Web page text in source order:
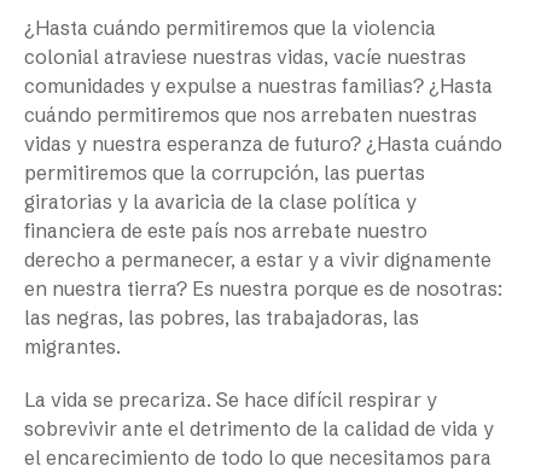
¿Hasta cuándo permitiremos que la violencia
colonial atraviese nuestras vidas, vacíe nuestras
comunidades y expulse a nuestras familias? ¿Hasta
cuándo permitiremos que nos arrebaten nuestras
vidas y nuestra esperanza de futuro? ¿Hasta cuándo
permitiremos que la corrupción, las puertas
giratorias y la avaricia de la clase política y
financiera de este país nos arrebate nuestro
derecho a permanecer, a estar y a vivir dignamente
en nuestra tierra? Es nuestra porque es de nosotras:
las negras, las pobres, las trabajadoras, las
migrantes.
La vida se precariza. Se hace difícil respirar y
sobrevivir ante el detrimento de la calidad de vida y
el encarecimiento de todo lo que necesitamos para